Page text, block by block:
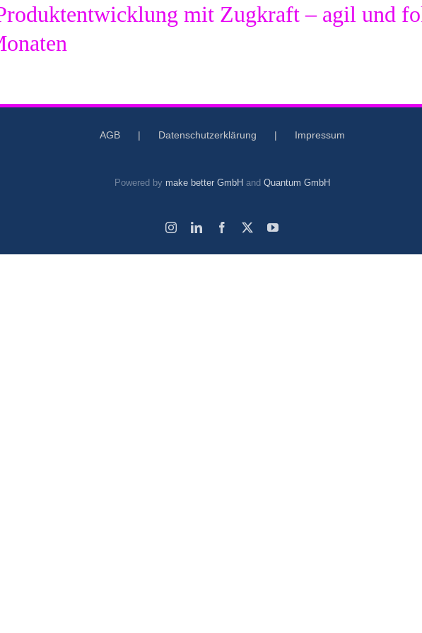
mit Zugkraft – agil und
AGB Datenschutzerklärung Impressum
Powered by make better GmbH and Quantum GmbH
InstagramLinkedInFacebook YouTube